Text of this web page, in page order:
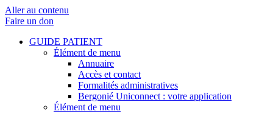
Aller au contenu
Faire un don
GUIDE PATIENT
Élément de menu
Annuaire
Accès et contact
Formalités administratives
Bergonié Uniconnect : votre application
Élément de menu